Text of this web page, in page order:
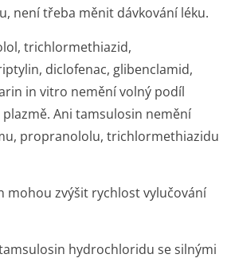
není třeba měnit dávkování léku.
trichlormethiazid,
diclofenac, glibenclamid,
in vitro nemění volný podíl
Ani tamsulosin nemění
propranololu, trichlormethiazidu
mohou zvýšit rychlost vylučování
hydrochloridu se silnými